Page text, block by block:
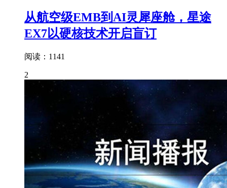
从航空级EMB到AI灵犀座舱，星途
EX7以硬核技术开启盲订
阅读：1141
2